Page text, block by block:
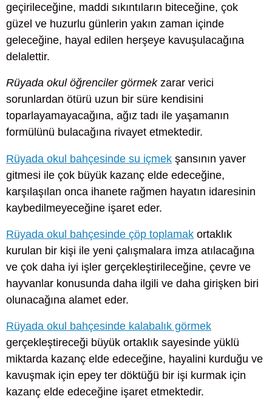
geçirileceğine, maddi sıkıntıların biteceğine, çok
güzel ve huzurlu günlerin yakın zaman içinde
geleceğine, hayal edilen herşeye kavuşulacağına
delalettir.
Rüyada okul öğrenciler görmekzarar verici
sorunlardan ötürü uzun bir süre kendisini
toparlayamayacağına, ağız tadı ile yaşamanın
formülünü bulacağına rivayet etmektedir.
Rüyada okul bahçesinde su içmek şansının yaver
gitmesi ile çok büyük kazanç elde edeceğine,
karşılaşılan onca ihanete rağmen hayatın idaresinin
kaybedilmeyeceğine işaret eder.
Rüyada okul bahçesinde çöp toplamak ortaklık
kurulan bir kişi ile yeni çalışmalara imza atılacağına
ve çok daha iyi işler gerçekleştirileceğine, çevre ve
hayvanlar konusunda daha ilgili ve daha girişken biri
olunacağına alamet eder.
Rüyada okul bahçesinde kalabalık görmek
gerçekleştireceği büyük ortaklık sayesinde yüklü
miktarda kazanç elde edeceğine, hayalini kurduğu ve
kavuşmak için epey ter döktüğü bir işi kurmak için
kazanç elde edeceğine işaret etmektedir.